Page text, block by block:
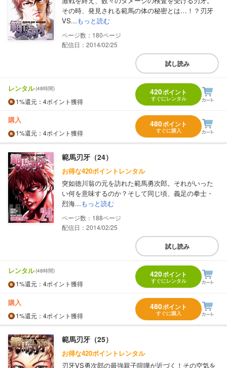
その時、発見される範馬の体の秘密とは…！？刃牙
VS...もっと読む
180
配信日：2014/02/25
試し読み
レンタル(48時間)
1%還元 ：4ポイント獲得
420ポイント
すぐにレンタル
購入
1%還元 ：4ポイント獲得
480ポイント
すぐに購入
範馬刃牙（24）
お得な420ポイントレンタル
突如徳川翁の元を訪れた範馬勇次郎。それがいった
い何を意味するのか？そして同じ頃、義足の拳士・
烈海...もっと読む
188
配信日：2014/02/25
試し読み
レンタル(48時間)
1%還元 ：4ポイント獲得
420ポイント
すぐにレンタル
購入
1%還元 ：4ポイント獲得
480ポイント
すぐに購入
範馬刃牙（25）
お得な420ポイントレンタル
刃牙VS勇次郎の最強親子喧嘩が近づく！その空気を